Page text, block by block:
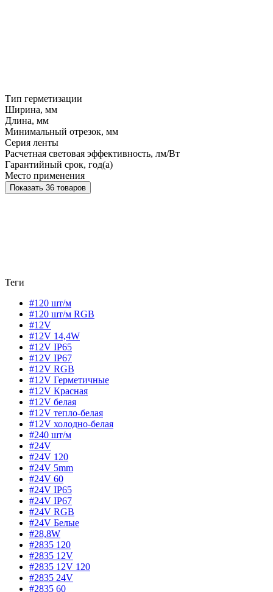
Тип герметизации
Ширина, мм
Длина, мм
Минимальный отрезок, мм
Серия ленты
Расчетная световая эффективность, лм/Вт
Гарантийный срок, год(а)
Место применения
Показать 36 товаров
Теги
#120 шт/м
#120 шт/м RGB
#12V
#12V 14,4W
#12V IP65
#12V IP67
#12V RGB
#12V Герметичные
#12V Красная
#12V белая
#12V тепло-белая
#12V холодно-белая
#240 шт/м
#24V
#24V 120
#24V 5mm
#24V 60
#24V IP65
#24V IP67
#24V RGB
#24V Белые
#28,8W
#2835 120
#2835 12V
#2835 12V 120
#2835 24V
#2835 60